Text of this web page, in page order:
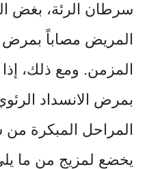
سرطان الرئة، بغض
المريض مصاباً بمرض
المزمن. ومع ذلك،
بمرض الانسداد
المراحل المبكرة
يخضع لمزيج من ما